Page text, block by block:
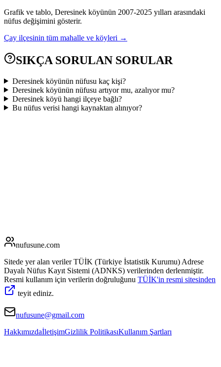
Grafik ve tablo, Deresinek köyünün 2007-2025 yılları arasındaki
nüfus değişimini gösterir.
Çay ilçesinin tüm mahalle ve köyleri →
SIKÇA SORULAN SORULAR
Deresinek köyünün nüfusu kaç kişi?
Deresinek köyünün nüfusu artıyor mu, azalıyor mu?
Deresinek köyü hangi ilçeye bağlı?
Bu nüfus verisi hangi kaynaktan alınıyor?
nufusune.com
Sitede yer alan veriler TÜİK (Türkiye İstatistik Kurumu) Adrese
Dayalı Nüfus Kayıt Sistemi (ADNKS) verilerinden derlenmiştir.
Resmi kullanım için verilerin doğruluğunu TÜİK'in resmi sitesinden
teyit ediniz.
nufusune@gmail.com
HakkımızdaİletişimGizlilik PolitikasıKullanım Şartları